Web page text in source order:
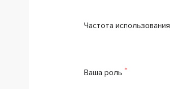
Частота использования
Ваша роль